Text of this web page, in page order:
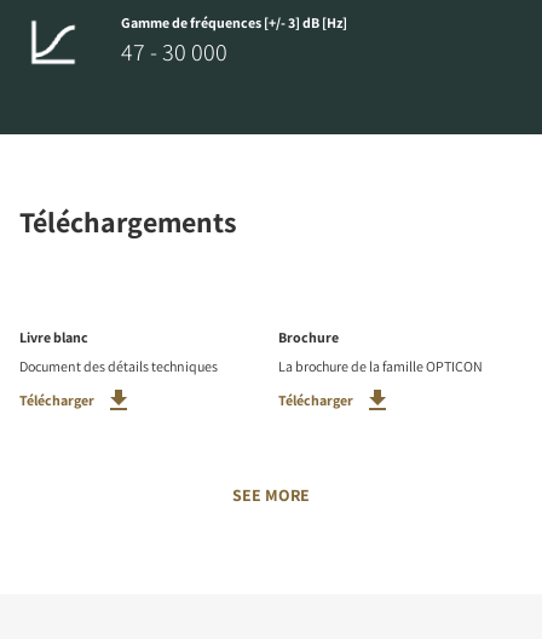
Gamme de fréquences [+/- 3] dB [Hz]
47 - 30 000
Téléchargements
Livre blanc
Document des détails techniques
Télécharger
Brochure
La brochure de la famille OPTICON
Télécharger
SEE MORE